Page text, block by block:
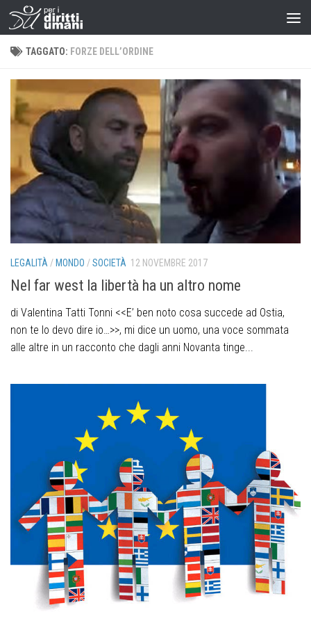
TAGGATO: FORZE DELL’ORDINE
LEGALITÀ / MONDO /SOCIETÀ 12 NOVEMBRE 2017
Nel far west la libertà ha un altro nome
di Valentina Tatti Tonni <<E’ ben noto cosa succede ad Ostia,
non te lo devo dire io…>>, mi dice un uomo, una voce sommata
alle altre in un racconto che dagli anni Novanta tinge...